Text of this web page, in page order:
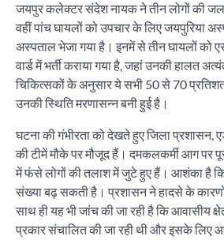
जयपुर कलेक्टर संदेश नायक ने तीन लोगों की
वहीं पांच घायलों को उपचार के लिए जयपुरिया
अस्पताल भेजा गया है। इनमें से तीन घायलों को
वार्ड में भर्ती कराया गया है, जहां उनकी हालत
चिकित्सकों के अनुसार ये सभी 50 से 70
उनकी स्थिति मरणासन्न बनी हुई है।
घटना की गंभीरता को देखते हुए जिला प्रशासन,
की टीमें मौके पर मौजूद हैं। दमकलकर्मी आग पर
में फंसे लोगों की तलाश में जुटे हुए हैं। आशंका है
संख्या बढ़ सकती है। प्रशासन ने हादसे के
साथ ही यह भी जांच की जा रही है कि आवासीय
प्रकार संचालित की जा रही थी और इसके लिए